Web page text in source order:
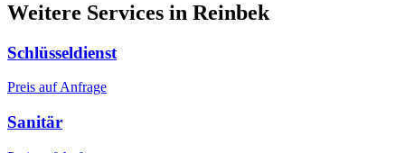
Weitere Services in Reinbek
Schlüsseldienst
Preis auf Anfrage
Sanitär